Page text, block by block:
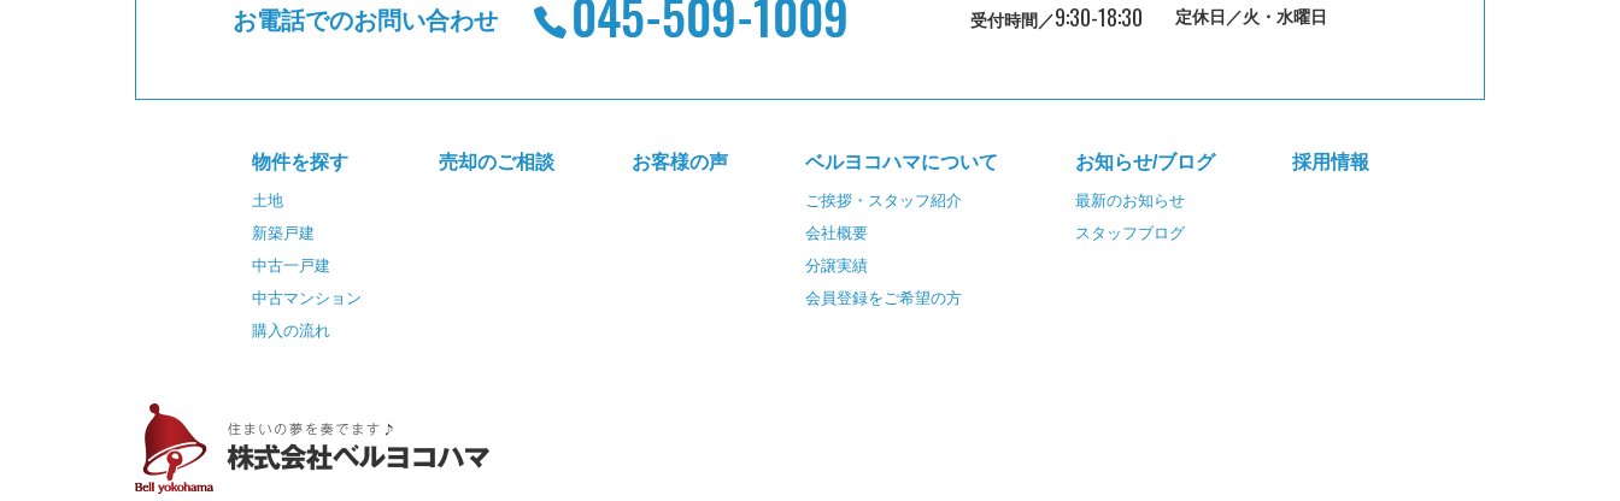
お電話でのお問い合わせ 受付時間／9:30-18:30 定休日／火・水曜日
物件を探す
土地
新築戸建
中古一戸建
中古マンション
購入の流れ
売却のご相談 お客様の声 ベルヨコハマについて
ご挨拶・スタッフ紹介
会社概要
分譲実績
会員登録をご希望の方
お知らせ/ブログ
最新のお知らせ
スタッフブログ
採⽤情報